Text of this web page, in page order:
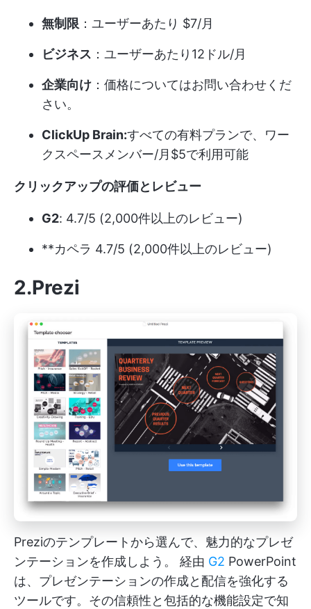
無制限 ：ユーザーあたり $7/月
ビジネス ：ユーザーあたり12ドル/月
企業向け ：価格についてはお問い合わせくだ
さい。
ClickUp Brain:すべての有料プランで、ワー
クスペースメンバー/月$5で利用可能
クリックアップの評価とレビュー
G2: 4.7/5 (2,000件以上のレビュー)
**カペラ 4.7/5 (2,000件以上のレビュー)
2.Prezi
Preziのテンプレートから選んで、魅力的なプレゼ
ンテーションを作成しよう。 経由 G2 PowerPoint
は、プレゼンテーションの作成と配信を強化する
ツールです。その信頼性と包括的な機能設定で知